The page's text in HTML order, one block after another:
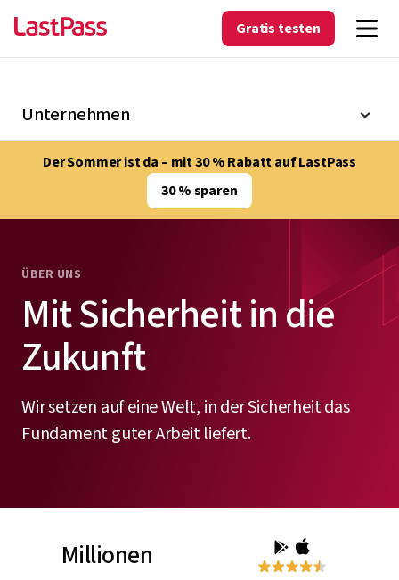
Gratis testen
Unternehmen
Der Sommer ist da – mit 30 % Rabatt auf LastPass
30 % sparen
ÜBER UNS
Mit Sicherheit in die
Zukunft
Wir setzen auf eine Welt, in der Sicherheit das
Fundament guter Arbeit liefert.
Millionen